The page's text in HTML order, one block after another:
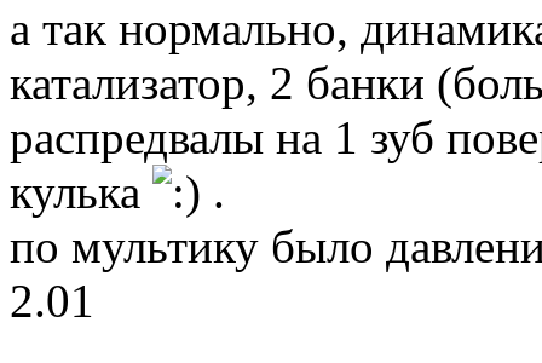
а так нормально,
катализатор, 2 банки
распредвалы на 1 зуб
кулька
.
по мультику было
2.01